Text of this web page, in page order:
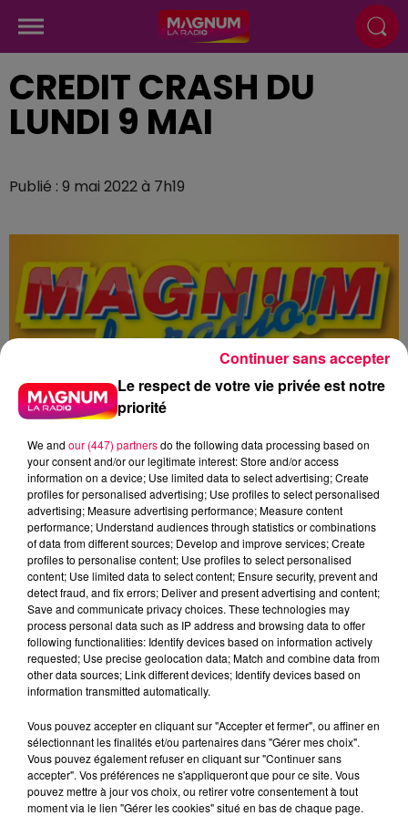
CREDIT CRASH DU
LUNDI 9 MAI
Publié : 9 mai 2022 à 7h19
Flash infos
Crédit :Flash infos
podcasts/2022/05/2022-05-09-09-19-
30_20220509_CC.mp3
Le respect de votre vie privée est notre
priorité
We and our (447) partnersdo the following data processing based on
your consent and/or our legitimate interest: Store and/or access
information on a device; Use limited data to select advertising; Create
profiles for personalised advertising; Use profiles to select personalised
advertising; Measure advertising performance; Measure content
performance; Understand audiences through statistics or combinations
of data from different sources; Develop and improve services; Create
profiles to personalise content; Use profiles to select personalised
content; Use limited data to select content; Ensure security, prevent and
detect fraud, and fix errors; Deliver and present advertising and content;
Save and communicate privacy choices. These technologies may
process personal data such as IP address and browsing data to offer
following functionalities: Identify devices based on information actively
requested; Use precise geolocation data; Match and combine data from
other data sources; Link different devices; Identify devices based on
information transmitted automatically.
Vous pouvez accepter en cliquant sur "Accepter et fermer", ou affiner en
sélectionnant les finalités et/ou partenaires dans "Gérer mes choix".
Vous pouvez également refuser en cliquant sur "Continuer sans
accepter". Vos préférences ne s'appliqueront que pour ce site. Vous
pouvez mettre à jour vos choix, ou retirer votre consentement à tout
moment via le lien "Gérer les cookies" situé en bas de chaque page.
Continuer sans accepter